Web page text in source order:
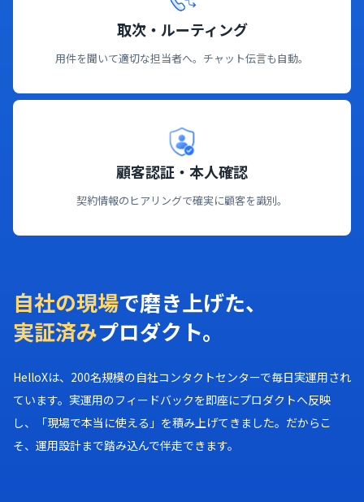
取次・ルーティング
用件を聞いて適切な担当者へ。チャット伝言も自動。
顧客認証・本人確認
契約情報のヒアリングで確実に顧客を識別。
自社の現場で磨き上げた、
実証済みプロダクト。
HelloXは、200名規模の自社コンタクトセンターで毎日実運用され
ています。実運用のフィードバックを即座にプロダクトへ反映
し、「現場で本当に使える」を積み上げてきました。だからこ
そ、運用設計まで踏み込んで伴走できます。